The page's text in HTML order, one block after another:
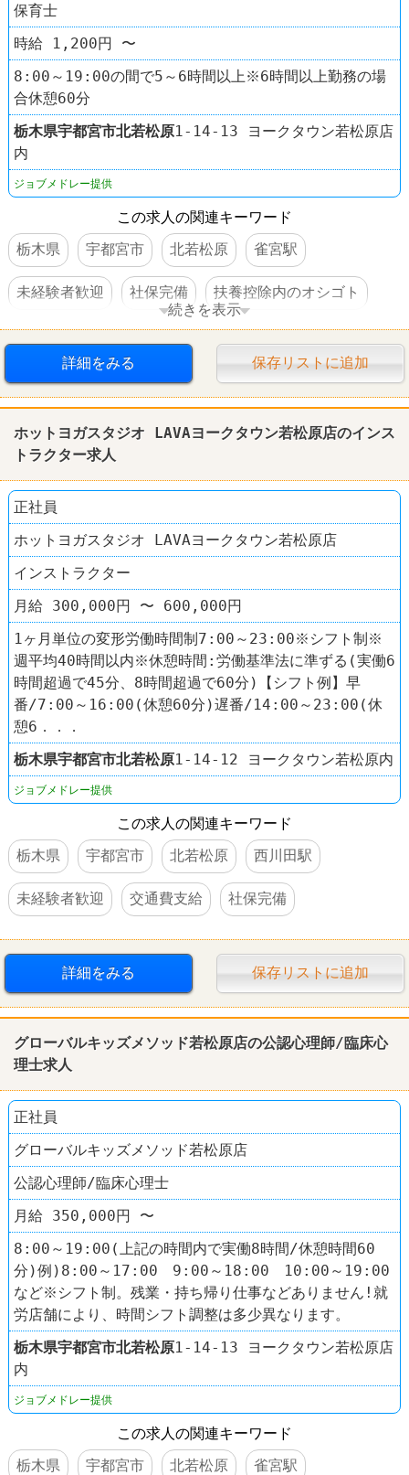
保育士
時給 1,200円 〜
8:00～19:00の間で5～6時間以上※6時間以上勤務の場
合休憩60分
栃木県宇都宮市北若松原1-14-13 ヨークタウン若松原店
内
ジョブメドレー提供
この求人の関連キーワード
栃木県
宇都宮市 北若松原 雀宮駅
未経験者歓迎 社保完備 扶養控除内のオシゴト
制服あり 車・バイク通勤可
続きを表示
詳細をみる 保存リストに追加
ホットヨガスタジオ LAVAヨークタウン若松原店のインス
トラクター求人
正社員
ホットヨガスタジオ LAVAヨークタウン若松原店
インストラクター
月給 300,000円 〜 600,000円
1ヶ月単位の変形労働時間制7:00～23:00※シフト制※
週平均40時間以内※休憩時間:労働基準法に準ずる(実働6
時間超過で45分、8時間超過で60分)【シフト例】早
番/7:00～16:00(休憩60分)遅番/14:00～23:00(休
憩6．．．
栃木県宇都宮市北若松原1-14-12 ヨークタウン若松原内
ジョブメドレー提供
この求人の関連キーワード
栃木県
宇都宮市 北若松原 西川田駅
未経験者歓迎 交通費支給 社保完備
詳細をみる 保存リストに追加
グローバルキッズメソッド若松原店の公認心理師/臨床心
理士求人
正社員
グローバルキッズメソッド若松原店
公認心理師/臨床心理士
月給 350,000円 〜
8:00～19:00(上記の時間内で実働8時間/休憩時間60
分)例)8:00～17:00 9:00～18:00 10:00～19:00
など※シフト制。残業・持ち帰り仕事などありません!就
労店舗により、時間シフト調整は多少異なります。
栃木県宇都宮市北若松原1-14-13 ヨークタウン若松原店
内
ジョブメドレー提供
この求人の関連キーワード
栃木県
宇都宮市 北若松原 雀宮駅